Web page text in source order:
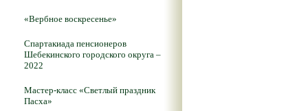
«Вербное воскресенье»
Спартакиада пенсионеров
Шебекинского городского округа –
2022
Мастер-класс «Светлый праздник
Пасха»